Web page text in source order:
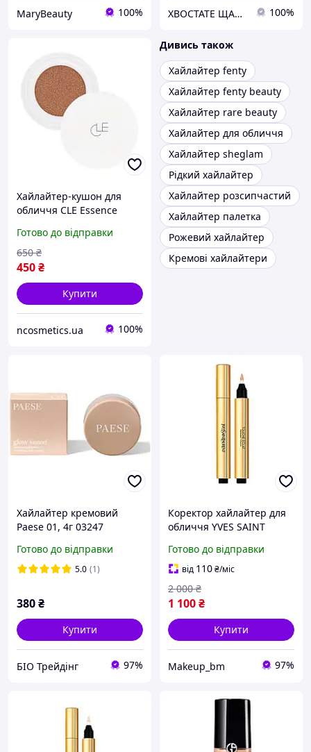
MaryBeauty 100% ХВОСТАТЕ ЩАСТЯ 100%
Хайлайтер-кушон для
обличчя CLE Essence
Copper Rose, 5 г
Готово до відправки
450₴
650 ₴
Купити
ncosmetics.ua 100%
Дивись також
Хайлайтер fenty
Хайлайтер fenty beauty
Хайлайтер rare beauty
Хайлайтер для обличчя
Хайлайтер sheglam
Рідкий хайлайтер
Хайлайтер розсипчастий
Хайлайтер палетка
Рожевий хайлайтер
Кремові хайлайтери
Хайлайтер кремовий
Paese 01, 4г 03247
Готово до відправки
5.0 (1)
380₴
Купити
БІО Трейдінг 97%
Коректор хайлайтер для
обличчя YVES SAINT
Brightening Pen 3. Об'єм
2.5 ml.
Готово до відправки
від 110₴/міс
1 100₴
2 000 ₴
Купити
Makeup_bm 97%